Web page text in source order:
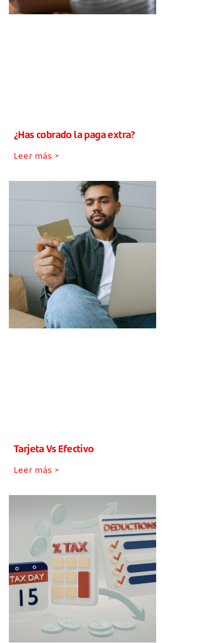
¿Has cobrado la paga extra?
Leer más >
Tarjeta Vs Efectivo
Leer más >